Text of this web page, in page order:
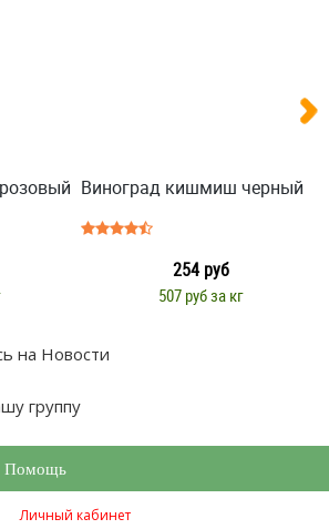
Виноград кишмиш черный
254 руб
507 руб за кг
на Новости
группу
Помощь
Личный кабинет